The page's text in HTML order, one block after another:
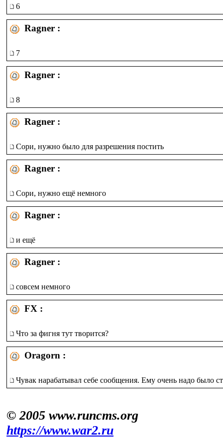
6
Ragner :
7
Ragner :
8
Ragner :
Сори, нужно было для разрешения постить
Ragner :
Сори, нужно ещё немного
Ragner :
и ещё
Ragner :
совсем немного
FX :
Что за фигня тут творится?
Oragorn :
Чувак нарабатывал себе сообщения. Ему очень надо было
© 2005 www.runcms.org
https://www.war2.ru